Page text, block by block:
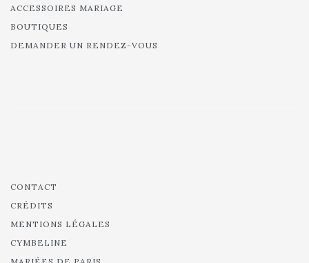
ACCESSOIRES MARIAGE
BOUTIQUES
DEMANDER UN RENDEZ-VOUS
CONTACT
CRÉDITS
MENTIONS LÉGALES
CYMBELINE